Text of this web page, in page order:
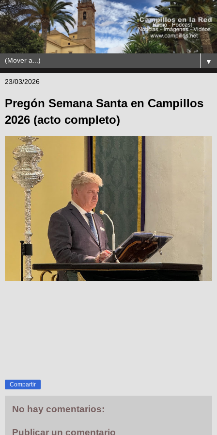
▼
23/03/2026
Pregón Semana Santa en Campillos
2026 (acto completo)
Compartir
No hay comentarios:
Publicar un comentario